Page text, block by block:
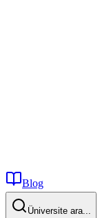
Blog
İstanbul...